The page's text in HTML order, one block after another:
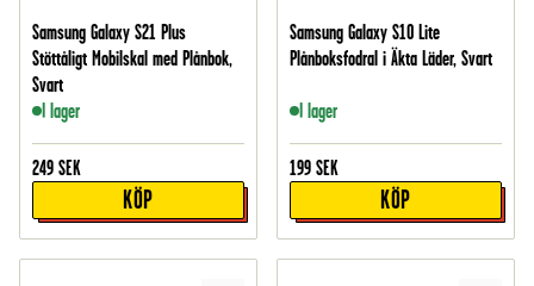
Samsung Galaxy S21 Plus
Stöttåligt Mobilskal med Plånbok,
Svart
I lager
249 SEK
KÖP
Samsung Galaxy S10 Lite
Plånboksfodral i Äkta Läder, Svart
I lager
199 SEK
KÖP